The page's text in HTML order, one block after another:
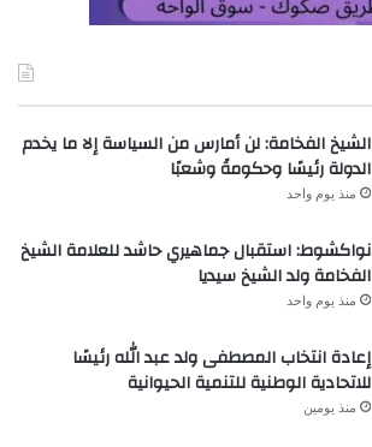
الشيخ الفخامة: لن أمارس من السياسة إلا ما يخدم
الدولة رئيسًا وحكومةً وشعبًا
منذ يوم واحد
نواكشوط: استقبال جماهيري حاشد للعلامة الشيخ
الفخامة ولد الشيخ سيديا
منذ يوم واحد
إعادة انتخاب المصطفى ولد عبد الله رئيسًا
للاتحادية الوطنية للتنمية الحيوانية
منذ يومين